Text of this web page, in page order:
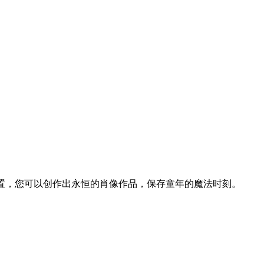
您可以创作出永恒的肖像作品，保存童年的魔法时刻。